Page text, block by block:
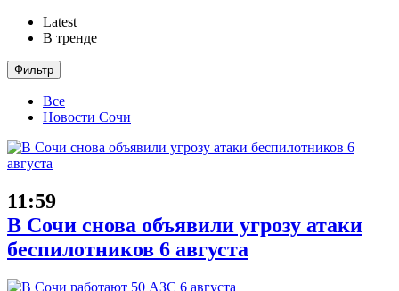
Latest
В тренде
Фильтр
Все
Новости Сочи
11:59
В Сочи снова объявили угрозу атаки
беспилотников 6 августа